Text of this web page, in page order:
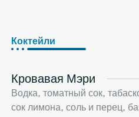
Коктейли
Кровавая Мэри
Водка, томатный сок,
сок лимона, соль и перец,